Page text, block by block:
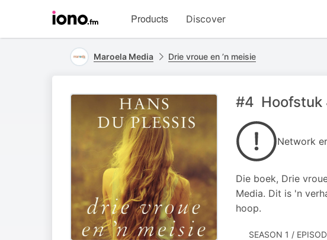
homepage
Products Discover
Maroela Media Drie vroue en ’n meisie
#4 Hoofstuk
Network
Die boek, Drie
Media. Dit is 'n
hoop.
SEASON 1 /